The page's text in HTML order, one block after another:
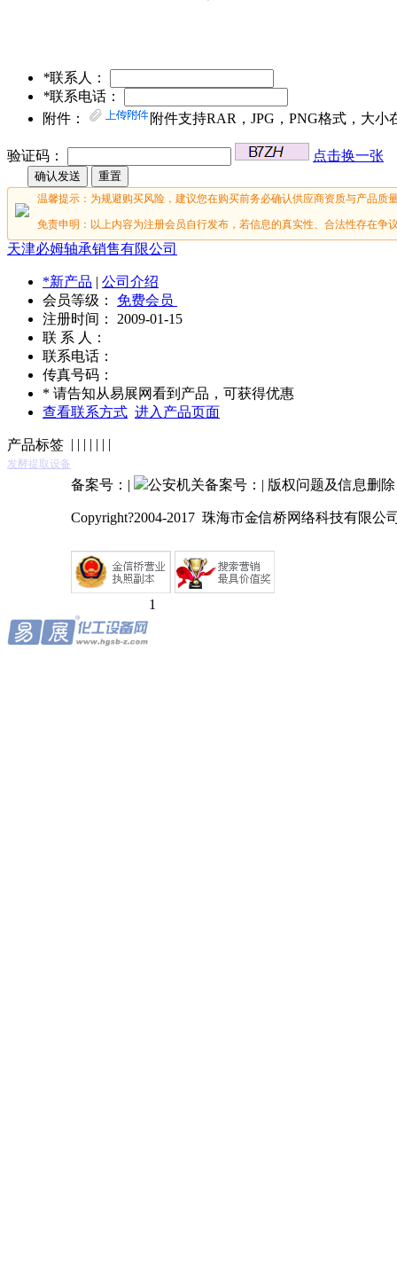
*联系人：
*联系电话：
附件：
附件支持RAR，JPG，PNG格式，大小
验证码： 点击换一张
温馨提示：为规避购买风险，建议您在购买前务必确认供应商资质与产品质
免责申明：以上内容为注册会员自行发布，若信息的真实性、合法性存在争
天津必姆轴承销售有限公司
*新产品 | 公司介绍
会员等级： 免费会员
注册时间： 2009-01-15
联 系 人：
联系电话：
传真号码：
* 请告知从易展网看到产品，可获得优惠
查看联系方式 进入产品页面
产品标签
发酵提取设备
| | | | | | |
备案号： | 公安机关备案号： | 版权问题及信息删
Copyright?2004-2017 珠海市金信桥网络科技有限公
1